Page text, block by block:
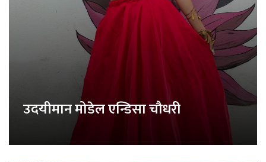
उदयीमान मोडेल एन्डिसा चौधरी